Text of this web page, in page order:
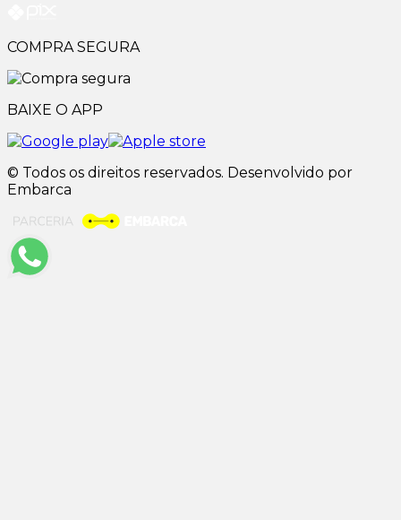
COMPRA SEGURA
BAIXE O APP
© Todos os direitos reservados. Desenvolvido por
Embarca